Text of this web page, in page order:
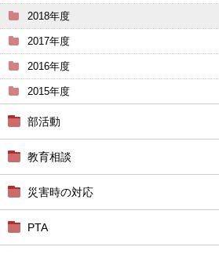
2018年度
2017年度
2016年度
2015年度
部活動
教育相談
災害時の対応
PTA